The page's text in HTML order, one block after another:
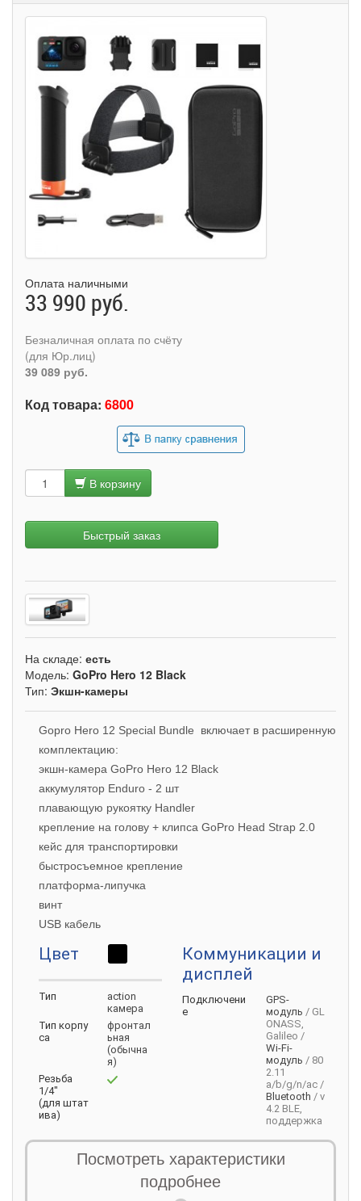
Оплата наличными
33 990 руб.
Безналичная оплата по счёту
(для Юр.лиц)
39 089 руб.
Код товара: 6800
В корзину
Быстрый заказ
На складе: есть
Модель: GoPro Hero 12 Black
Тип: Экшн-камеры
Gopro Hero 12 Special Bundle включает в расширенную
комплектацию:
экшн-камера GoPro Hero 12 Black
аккумулятор Enduro - 2 шт
плавающую рукоятку Handler
крепление на голову + клипса GoPro Head Strap 2.0
кейс для транспортировки
быстросъемное крепление
платформа-липучка
винт
USB кабель
Цвет
Тип
action
камера
Тип корпу
са
фронтал
ьная
(обычна
я)
Резьба
1/4"
(для штат
ива)
агозащит
камеры
10 м /
Коммуникации и
дисплей
Подключени
е
GPS-
модуль / GL
ONASS,
Galileo /
Wi-Fi-
модуль / 80
2.11
a/b/g/n/ac /
Bluetooth / v
4.2 BLE,
поддержка
другие
беспроводн
Посмотреть характеристики
подробнее